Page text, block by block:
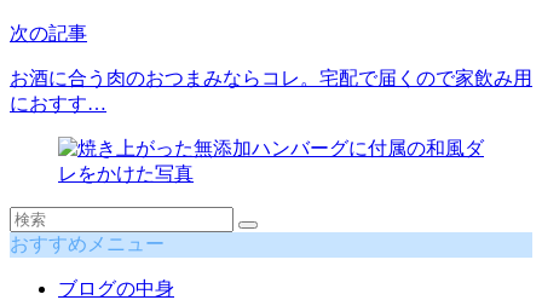
次の記事
お酒に合う肉のおつまみならコレ。宅配で届くので家飲み用
におすす…
おすすめメニュー
ブログの中身